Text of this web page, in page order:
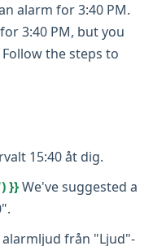
alarm for 3:40 PM.
3:40 PM, but you
the steps to
15:40 åt dig.
}}We've suggested a
från "Ljud"-